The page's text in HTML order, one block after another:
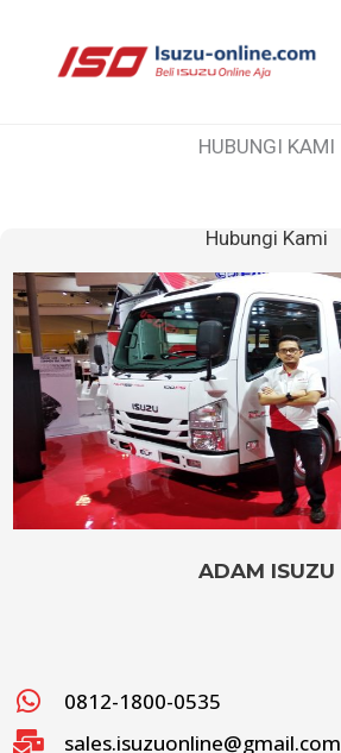
HUBUNGI KAMI
Hubungi Kami
ADAM ISUZU
0812-1800-0535
sales.isuzuonline@gmail.com